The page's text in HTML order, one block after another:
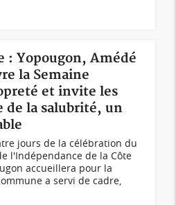
: Yopougon, Amédé
la Semaine
et invite les
de la salubrité, un
jours de la célébration du
l'Indépendance de la Côte
accueillera pour la
a servi de cadre,